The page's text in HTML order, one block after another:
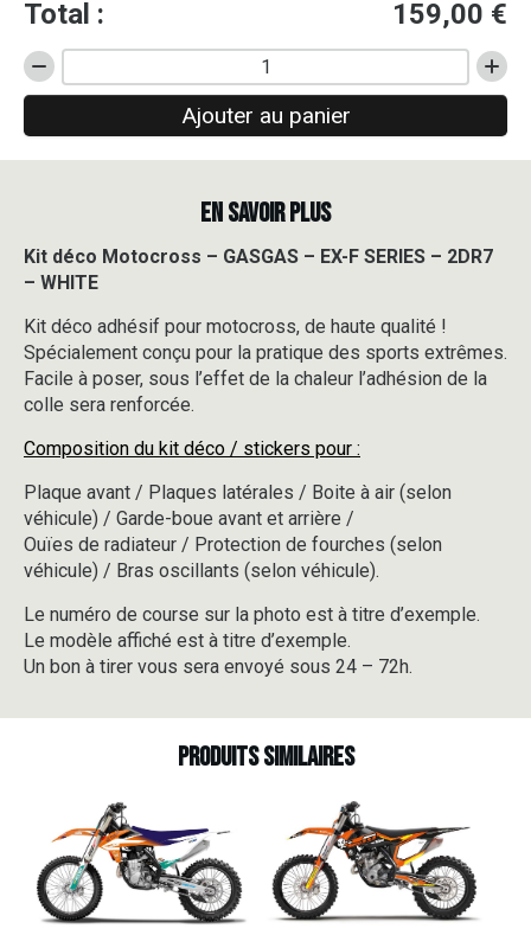
Total : 159,00 €
quantité
de
déco
Motocross
EX-
F
-
2DR7
-
WHITE
Ajouter au panier
EN SAVOIR PLUS
Kit déco Motocross – GASGAS – EX-F SERIES – 2DR7
– WHITE
Kit déco adhésif pour motocross, de haute qualité !
Spécialement conçu pour la pratique des sports extrêmes.
Facile à poser, sous l’effet de la chaleur l’adhésion de la
colle sera renforcée.
Composition du kit déco / stickers pour :
Plaque avant / Plaques latérales / Boite à air (selon
véhicule) / Garde-boue avant et arrière /
Ouïes de radiateur / Protection de fourches (selon
véhicule) / Bras oscillants (selon véhicule).
Le numéro de course sur la photo est à titre d’exemple.
Le modèle affiché est à titre d’exemple.
Un bon à tirer vous sera envoyé sous 24 – 72h.
Produits similaires